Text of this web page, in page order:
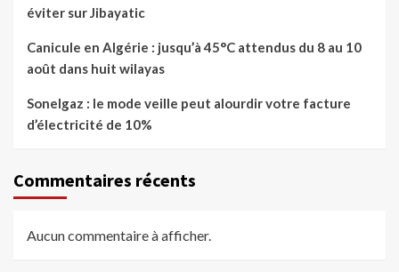
éviter sur Jibayatic
Canicule en Algérie : jusqu’à 45°C attendus du 8 au 10
août dans huit wilayas
Sonelgaz : le mode veille peut alourdir votre facture
d’électricité de 10%
Commentaires récents
Aucun commentaire à afficher.